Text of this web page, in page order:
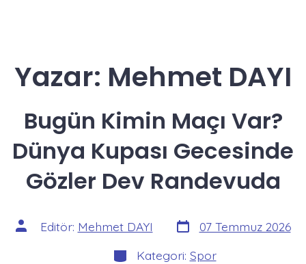
Yazar: Mehmet DAYI
Bugün Kimin Maçı Var?
Dünya Kupası Gecesinde
Gözler Dev Randevuda
Yazının
yazarı
Editör: Mehmet DAYI Yazı
tarihi
07 Temmuz 2026
Kategoriler
Kategori: Spor